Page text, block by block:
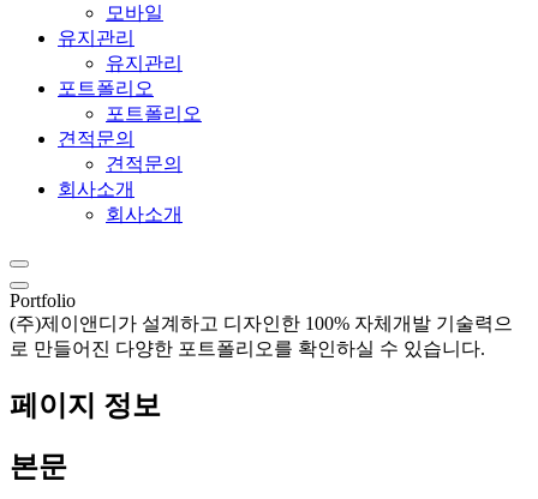
모바일
유지관리
유지관리
포트폴리오
포트폴리오
견적문의
견적문의
회사소개
회사소개
Portfolio
(주)제이앤디가 설계하고 디자인한 100% 자체개발 기술력으
로 만들어진 다양한 포트폴리오를 확인하실 수 있습니다.
페이지 정보
본문